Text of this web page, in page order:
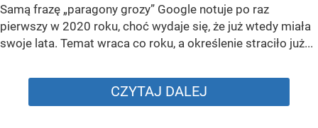
Samą frazę „paragony grozy” Google notuje po raz
pierwszy w 2020 roku, choć wydaje się, że już wtedy miała
swoje lata. Temat wraca co roku, a określenie straciło już...
CZYTAJ DALEJ